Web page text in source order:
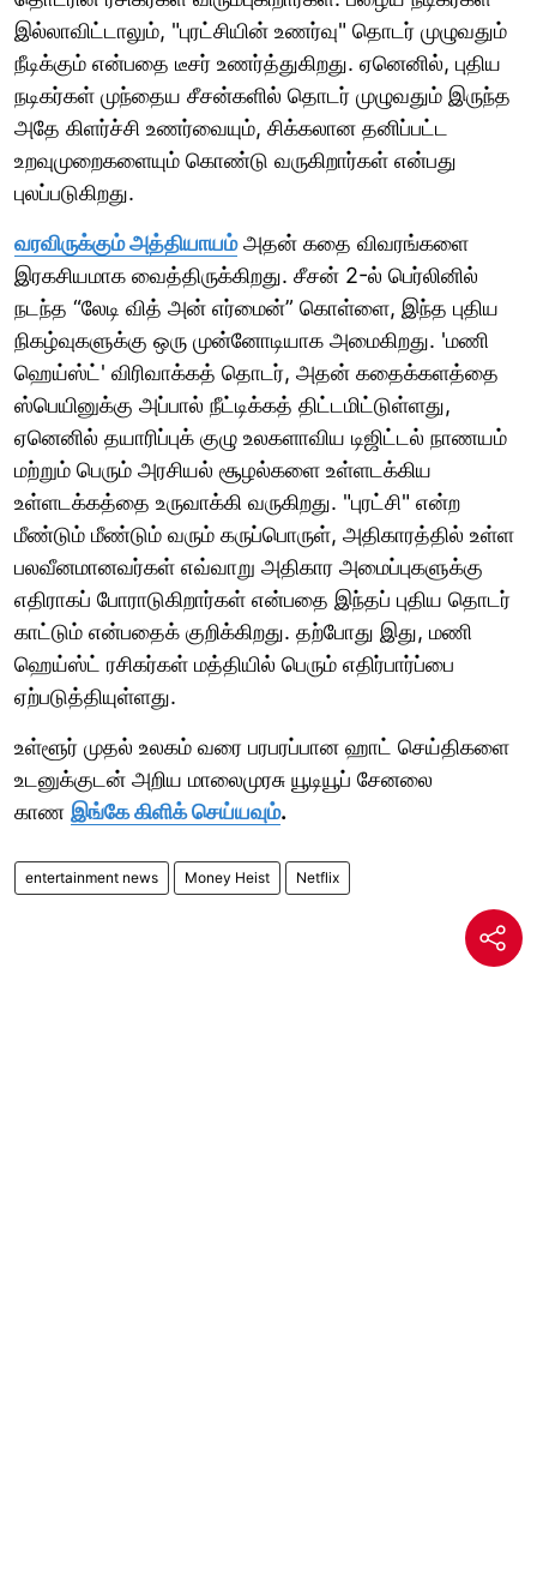
இல்லாவிட்டாலும், "புரட்சியின் உணர்வு" தொடர் முழுவதும்
நீடிக்கும் என்பதை டீசர் உணர்த்துகிறது. ஏனெனில், புதிய
நடிகர்கள் முந்தைய சீசன்களில் தொடர் முழுவதும் இருந்த
அதே கிளர்ச்சி உணர்வையும், சிக்கலான தனிப்பட்ட
உறவுமுறைகளையும் கொண்டு வருகிறார்கள் என்பது
புலப்படுகிறது.
வரவிருக்கும் அத்தியாயம்அதன் கதை விவரங்களை
இரகசியமாக வைத்திருக்கிறது. சீசன் 2-ல் பெர்லினில்
நடந்த “லேடி வித் அன் எர்மைன்” கொள்ளை, இந்த புதிய
நிகழ்வுகளுக்கு ஒரு முன்னோடியாக அமைகிறது. 'மணி
ஹெய்ஸ்ட்' விரிவாக்கத் தொடர், அதன் கதைக்களத்தை
ஸ்பெயினுக்கு அப்பால் நீட்டிக்கத் திட்டமிட்டுள்ளது,
ஏனெனில் தயாரிப்புக் குழு உலகளாவிய டிஜிட்டல் நாணயம்
மற்றும் பெரும் அரசியல் சூழல்களை உள்ளடக்கிய
உள்ளடக்கத்தை உருவாக்கி வருகிறது. "புரட்சி" என்ற
மீண்டும் மீண்டும் வரும் கருப்பொருள், அதிகாரத்தில் உள்ள
பலவீனமானவர்கள் எவ்வாறு அதிகார அமைப்புகளுக்கு
எதிராகப் போராடுகிறார்கள் என்பதை இந்தப் புதிய தொடர்
காட்டும் என்பதைக் குறிக்கிறது. தற்போது இது, மணி
ஹெய்ஸ்ட் ரசிகர்கள் மத்தியில் பெரும் எதிர்பார்ப்பை
ஏற்படுத்தியுள்ளது.
உள்ளூர் முதல் உலகம் வரை பரபரப்பான ஹாட் செய்திகளை
உடனுக்குடன் அறிய மாலைமுரசு யூடியூப் சேனலை
காண இங்கே கிளிக் செய்யவும்.
entertainment news Money Heist Netflix